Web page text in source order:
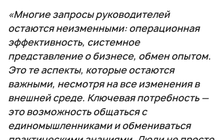
«Многие запросы руководителей
остаются неизменными: операционная
эффективность, системное
представление о бизнесе, обмен опытом.
Это те аспекты, которые остаются
важными, несмотря на все изменения в
внешней среде. Ключевая потребность —
это возможность общаться с
единомышленниками и обмениваться